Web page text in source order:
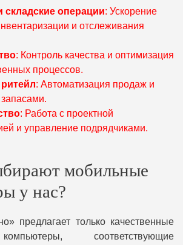
складские операции: Ускорение
и отслеживания
: Контроль качества и оптимизация
процессов.
: Автоматизация продаж и
: Работа с проектной
и управление подрядчиками.
мобильные
у нас?
предлагает только качественные
соответствующие